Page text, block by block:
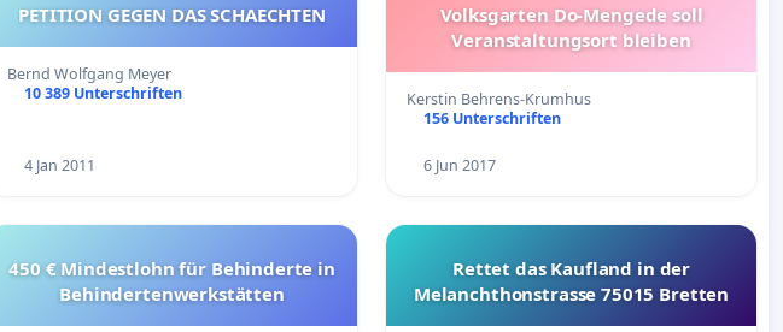
PETITION GEGEN DAS SCHAECHTEN
Bernd Wolfgang Meyer
10 389 Unterschriften
4 Jan 2011
Volksgarten Do-Mengede soll
Veranstaltungsort bleiben
Kerstin Behrens-Krumhus
156 Unterschriften
6 Jun 2017
450 € Mindestlohn für Behinderte in
Behindertenwerkstätten
Rettet das Kaufland in der
Melanchthonstrasse 75015 Bretten